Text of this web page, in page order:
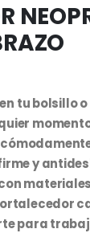
tu bolsillo
y
para